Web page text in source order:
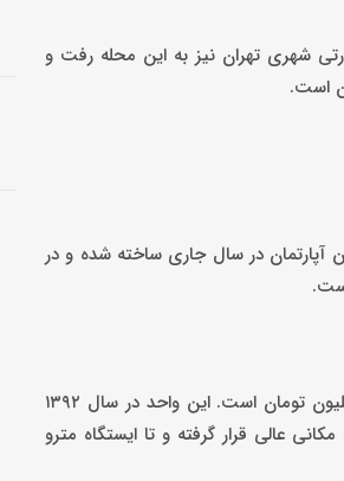
شهری تهران نیز به این محله رفت و
است.
و ۲۰۰ میلیون تومان به فروش می‌رسد. این آپارتمان در سال جاری ساخته شده و در
در تهرانپارس شرقی قیمت یک آپارتمان ۸۰ متری دو خواب که در طبقه اول ساختمان قرار دارد ۴ میلیارد و ۲۵۰ میلیون تومان است. این واحد در سال ۱۳۹۲
عالی قرار گرفته و تا ایستگاه مترو